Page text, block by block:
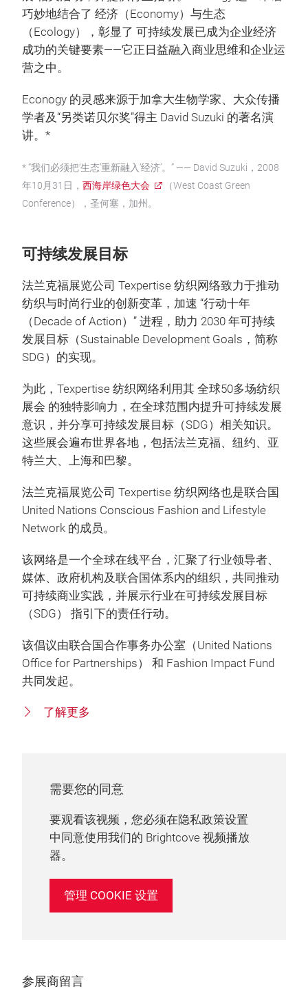
巧妙地结合了 经济（Economy）与生态
（Ecology），彰显了 可持续发展已成为企业经济
成功的关键要素——它正日益融入商业思维和企业运
营之中。
Econogy 的灵感来源于加拿大生物学家、大众传播
学者及“另类诺贝尔奖”得主 David Suzuki 的著名演
讲。*
* “我们必须把‘生态’重新融入‘经济’。” —— David Suzuki，2008
年10月31日， 西海岸绿色大会
（West Coast Green
Conference），圣何塞，加州。
可持续发展目标
法兰克福展览公司 Texpertise 纺织网络致力于推动
纺织与时尚行业的创新变革，加速 “行动十年
（Decade of Action）” 进程，助力 2030 年可持续
发展目标（Sustainable Development Goals，简称
SDG）的实现。
为此，Texpertise 纺织网络利用其 全球50多场纺织
展会 的独特影响力，在全球范围内提升可持续发展
意识，并分享可持续发展目标（SDG）相关知识。
这些展会遍布世界各地，包括法兰克福、纽约、亚
特兰大、上海和巴黎。
法兰克福展览公司 Texpertise 纺织网络也是联合国
United Nations Conscious Fashion and Lifestyle
Network 的成员。
该网络是一个全球在线平台，汇聚了行业领导者、
媒体、政府机构及联合国体系内的组织，共同推动
可持续商业实践，并展示行业在可持续发展目标
（SDG） 指引下的责任行动。
该倡议由联合国合作事务办公室（United Nations
Office for Partnerships） 和 Fashion Impact Fund
共同发起。
了解更多
需要您的同意
要观看该视频，您必须在隐私政策设置
中同意使用我们的 Brightcove 视频播放
器。
管理 COOKIE 设置
参展商留言